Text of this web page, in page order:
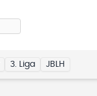
3. Liga JBLH